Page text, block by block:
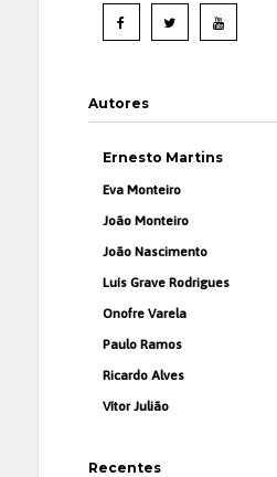
Autores
Ernesto Martins
Eva Monteiro
João Monteiro
João Nascimento
Luís Grave Rodrigues
Onofre Varela
Paulo Ramos
Ricardo Alves
Vítor Julião
Recentes